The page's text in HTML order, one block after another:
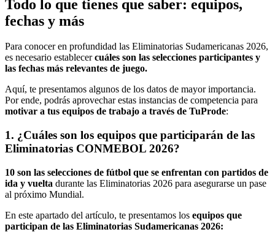
Todo lo que tienes que saber: equipos,
fechas y más
Para conocer en profundidad las Eliminatorias Sudamericanas 2026,
es necesario establecercuáles son las selecciones participantes y
las fechas más relevantes de juego.
Aquí, te presentamos algunos de los datos de mayor importancia.
Por ende, podrás aprovechar estas instancias de competencia para
motivar a tus equipos de trabajo a través de TuProde:
1. ¿Cuáles son los equipos que participarán de las
Eliminatorias CONMEBOL 2026?
10 son las selecciones de fútbol que se enfrentan con partidos de
ida y vuelta durante las Eliminatorias 2026 para asegurarse un pase
al próximo Mundial.
En este apartado del artículo, te presentamos los equipos que
participan de las Eliminatorias Sudamericanas 2026: